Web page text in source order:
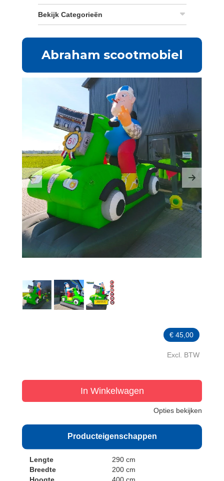
Bekijk Categorieën
Abraham scootmobiel
Previous Next
€ 45,00
Excl. BTW
In Winkelwagen
Opties bekijken
Producteigenschappen
Lengte
290 cm
Breedte
200 cm
Hoogte
400 cm